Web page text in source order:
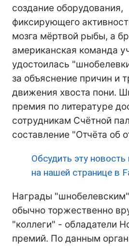
создание оборудования,
фиксирующего
мозга мёртвой рыбы, а
американская команда
удостоилась
за объяснение причин и
движения хвоста пони.
премия по литературе
сотрудникам Счётной
составление "Отчёта об
Обсудить эту
на нашей странице в
Награды
обычно торжественно
"коллеги" - обладатели
премий. По данным